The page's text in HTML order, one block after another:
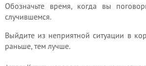
Обозначьте время, когда вы
случившемся.
Выйдите из неприятной ситуации в
раньше, тем лучше.